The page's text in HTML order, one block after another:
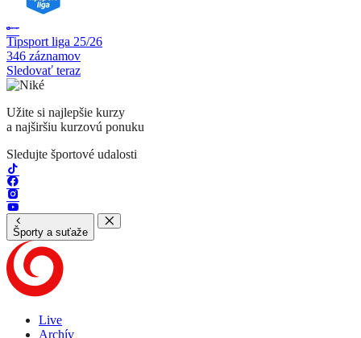
Tipsport liga 25/26
346 záznamov
Sledovať teraz
Užite si najlepšie kurzy
a najširšiu kurzovú ponuku
Sledujte športové udalosti
Športy a suťaže
Live
Archív